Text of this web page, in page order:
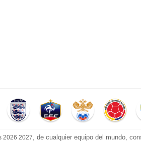
2026 2027, de cualquier equipo del mundo,